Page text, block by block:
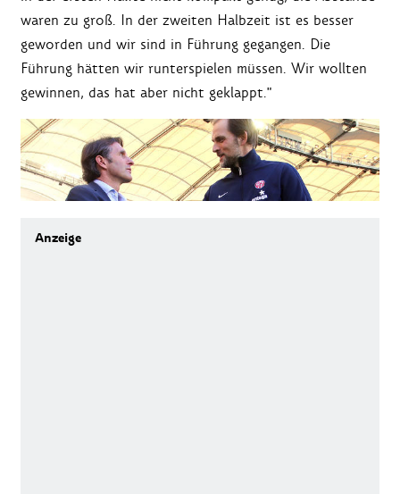
waren zu groß. In der zweiten Halbzeit ist es besser
geworden und wir sind in Führung gegangen. Die
Führung hätten wir runterspielen müssen. Wir wollten
gewinnen, das hat aber nicht geklappt."